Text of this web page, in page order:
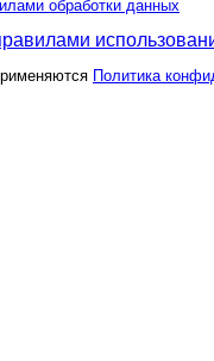
обработки данных
Политика